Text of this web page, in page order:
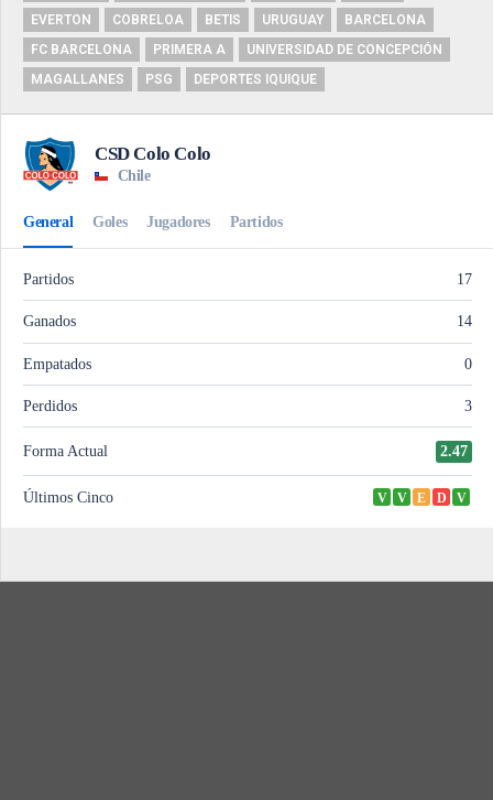
EVERTON
COBRELOA BETIS URUGUAY
BARCELONA
FC BARCELONA
PRIMERA A
UNIVERSIDAD DE CONCEPCIÓN
MAGALLANES
PSG DEPORTES IQUIQUE